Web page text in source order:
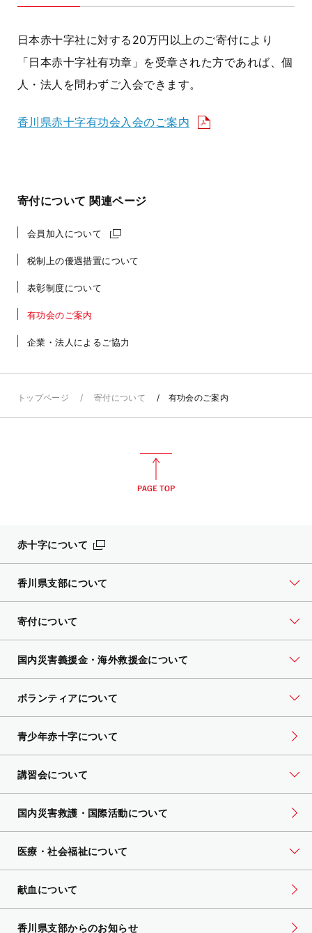
日本赤十字社に対する20万円以上のご寄付により
「日本赤十字社有功章」を受章された方であれば、個
人・法人を問わずご入会できます。
香川県赤十字有功会入会のご案内
寄付について 関連ページ
会員加入について
税制上の優遇措置について
表彰制度について
有功会のご案内
企業・法人によるご協力
トップページ 寄付について 有功会のご案内
赤十字について
香川県支部について
寄付について
国内災害義援金・海外救援金について
ボランティアについて
青少年赤十字について
講習会について
国内災害救護・国際活動について
医療・社会福祉について
献血について
香川県支部からのお知らせ